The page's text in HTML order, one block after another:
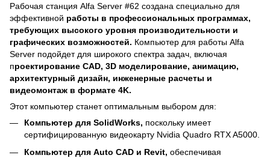
Рабочая станция Alfa Server #62 создана специально для
эффективной работы в профессиональных программах,
требующих высокого уровня производительности и
графических возможностей. Компьютер для работы Alfa
Server подойдет для широкого спектра задач, включая
проектирование CAD, 3D моделирование, анимацию,
архитектурный дизайн, инженерные расчеты и
видеомонтаж в формате 4K.
Этот компьютер станет оптимальным выбором для:
Компьютер для SolidWorks, поскольку имеет
сертифицированную видеокарту Nvidia Quadro RTX A5000.
Компьютер для Auto CAD и Revit, обеспечивая